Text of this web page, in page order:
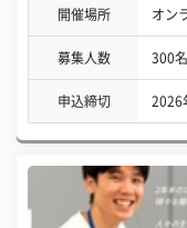
開催場所 オン
募集人数 300名
申込締切 2026